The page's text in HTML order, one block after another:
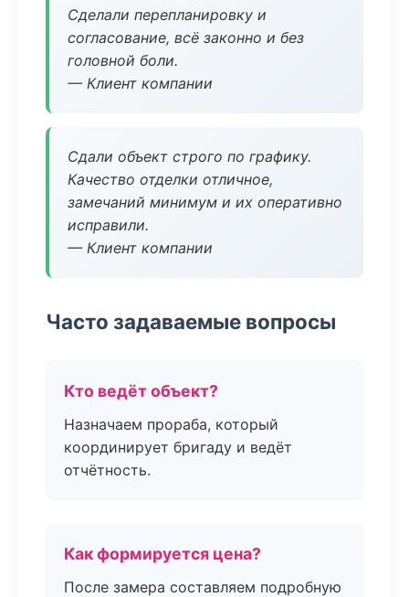
Сделали перепланировку и
согласование, всё законно и без
головной боли.
— Клиент компании
Сдали объект строго по графику.
Качество отделки отличное,
замечаний минимум и их оперативно
исправили.
— Клиент компании
Часто задаваемые вопросы
Кто ведёт объект?
Назначаем прораба, который
координирует бригаду и ведёт
отчётность.
Как формируется цена?
После замера составляем подробную